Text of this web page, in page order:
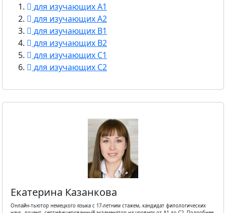
для изучающих A1
для изучающих A2
для изучающих B1
для изучающих B2
для изучающих C1
для изучающих C2
Екатерина Казанкова
Онлайн-тьютор немецкого языка с 17-летним стажем, кандидат филологических